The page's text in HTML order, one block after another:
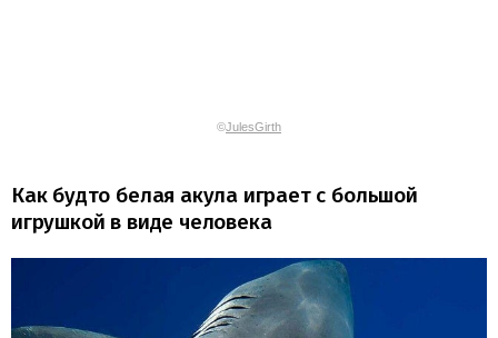
©JulesGirth
Как будто белая акула играет с большой
игрушкой в виде человека